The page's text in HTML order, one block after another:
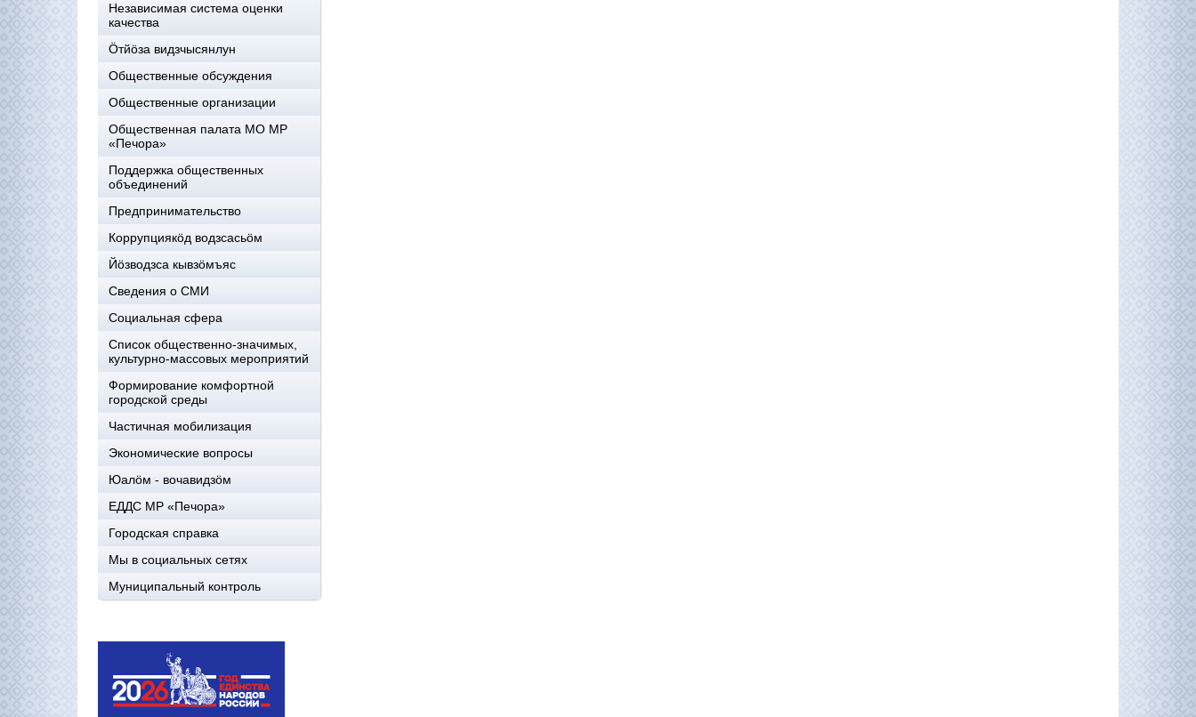
Независимая система оценки
качества
Öтйöза видзчысянлун
Общественные обсуждения
Общественные организации
Общественная палата МО МР
«Печора»
Поддержка общественных
объединений
Предпринимательство
Коррупциякöд водзсасьöм
Йöзводзса кывзöмъяс
Сведения о СМИ
Социальная сфера
Список общественно-значимых,
культурно-массовых мероприятий
Формирование комфортной
городской среды
Частичная мобилизация
Экономические вопросы
Юалӧм - вочавидзӧм
ЕДДС МР «Печора»
Городская справка
Мы в социальных сетях
Муниципальный контроль